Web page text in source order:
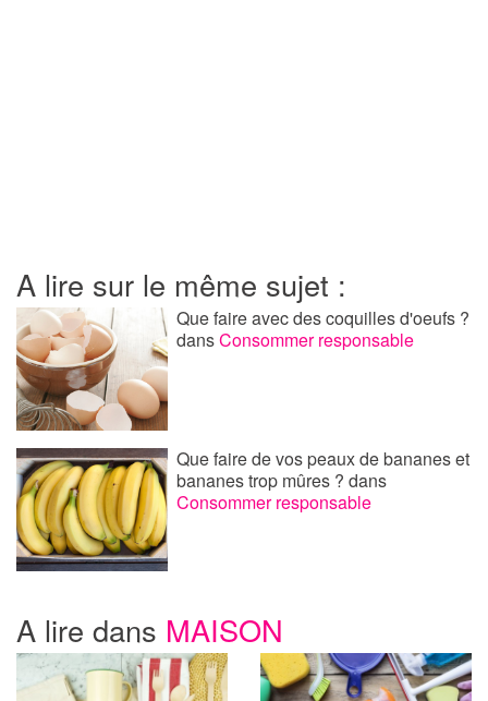
A lire sur le même sujet :
Que faire avec des coquilles d'oeufs ?
dansConsommer responsable
Que faire de vos peaux de bananes et
bananes trop mûres ?dans
Consommer responsable
A lire dans MAISON